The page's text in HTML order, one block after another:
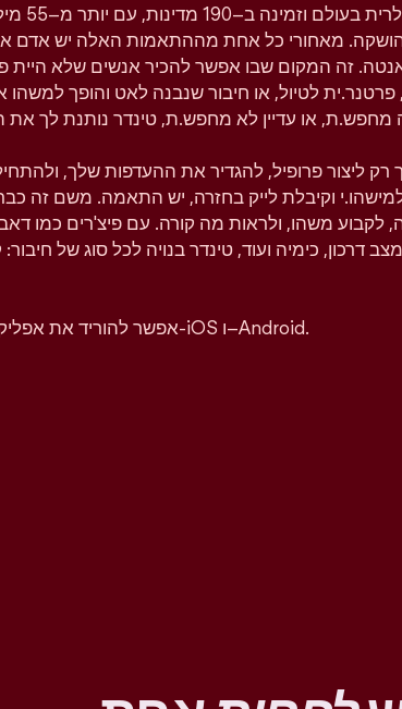
מאחורי כל אחת מההתאמות האלה יש אדם
זה המקום שבו אפשר להכיר אנשים שלא
לטיול, או חיבור שנבנה לאט והופך
רק ליצור פרופיל, להגדיר את ההעדפות שלך,
למישהו.י וקיבלת לייק בחזרה, יש התאמה. משם זה
לקבוע משהו, ולראות מה קורה. עם פיצ'רים כמו
מצב דרכון, כימיה ועוד, טינדר בנויה לכל סוג של
אפשר להוריד את אפליקציית טינדר בחינם ל-iOS ו–Android.